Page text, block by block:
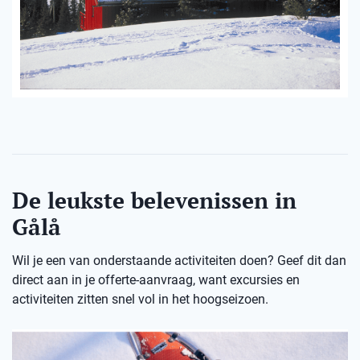
De leukste belevenissen in
Gålå
Wil je een van onderstaande activiteiten doen? Geef dit dan
direct aan in je offerte-aanvraag, want excursies en
activiteiten zitten snel vol in het hoogseizoen.